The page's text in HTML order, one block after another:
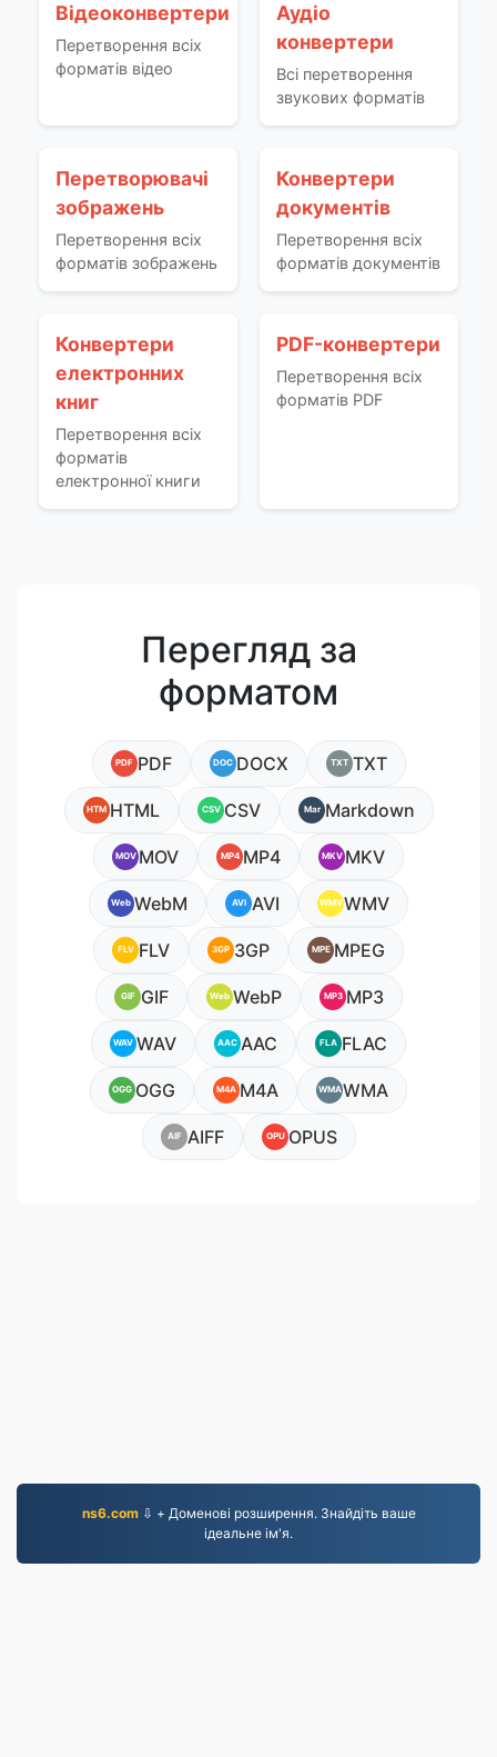
Відеоконвертери
Перетворення всіх
форматів відео
Аудіо
конвертери
Всі перетворення
звукових форматів
Перетворювачі
зображень
Перетворення всіх
форматів зображень
Конвертери
документів
Перетворення всіх
форматів документів
Конвертери
електронних
книг
Перетворення всіх
форматів
електронної книги
PDF-конвертери
Перетворення всіх
форматів PDF
Перегляд за
форматом
PDF PDF DOC DOCX TXT TXT
HTM HTML CSV CSV Mar Markdown
MOV MOV MP4 MP4 MKV MKV
Web WebM AVI AVI WMVWMV
FLV FLV 3GP 3GP MPE MPEG
GIF GIF Web WebP MP3 MP3
WAV WAV AAC AAC FLA FLAC
OGG OGG M4A M4A WMAWMA
AIF AIFF OPU OPUS
ns6.com⇩ + Доменові розширення. Знайдіть ваше
ідеальне ім'я.